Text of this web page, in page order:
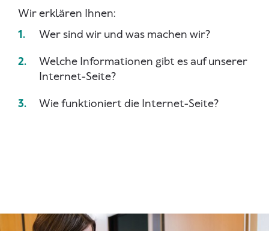
Wir erklären Ihnen:
Wer sind wir und was machen wir?
Welche Informationen gibt es auf unserer
Internet-Seite?
Wie funktioniert die Internet-Seite?